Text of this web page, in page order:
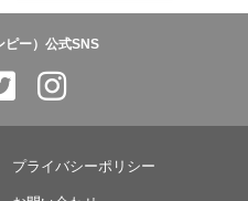
ピー）公式SNS
プライバシーポリシー